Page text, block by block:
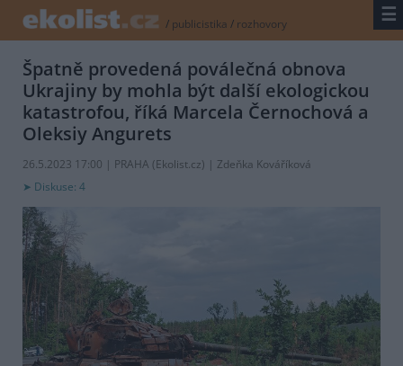
/ publicistika / rozhovory ☰
Špatně provedená poválečná obnova
Ukrajiny by mohla být další ekologickou
katastrofou, říká Marcela Černochová a
Oleksiy Angurets
26.5.2023 17:00 | PRAHA (Ekolist.cz) | Zdeňka Kováříková
Diskuse: 4